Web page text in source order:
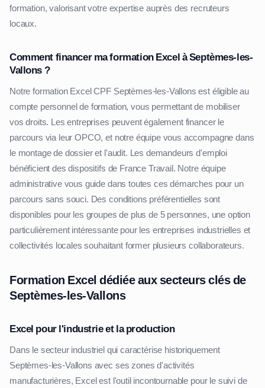
formation, valorisant votre expertise auprès des recruteurs
locaux.
Comment financer ma formation Excel à Septèmes-les-
Vallons ?
Notre formation Excel CPF Septèmes-les-Vallons est éligible au
compte personnel de formation, vous permettant de mobiliser
vos droits. Les entreprises peuvent également financer le
parcours via leur OPCO, et notre équipe vous accompagne dans
le montage de dossier et l'audit. Les demandeurs d'emploi
bénéficient des dispositifs de France Travail. Notre équipe
administrative vous guide dans toutes ces démarches pour un
parcours sans souci. Des conditions préférentielles sont
disponibles pour les groupes de plus de 5 personnes, une option
particulièrement intéressante pour les entreprises industrielles et
collectivités locales souhaitant former plusieurs collaborateurs.
Formation Excel dédiée aux secteurs clés de
Septèmes-les-Vallons
Excel pour l'industrie et la production
Dans le secteur industriel qui caractérise historiquement
Septèmes-les-Vallons avec ses zones d'activités
manufacturières, Excel est l'outil incontournable pour le suivi de